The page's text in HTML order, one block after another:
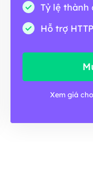
Tỷ lệ thành
Hỗ trợ
Xem giá